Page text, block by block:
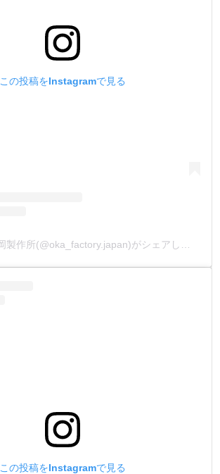
この投稿をInstagramで見る
この投稿をInstagramで見る